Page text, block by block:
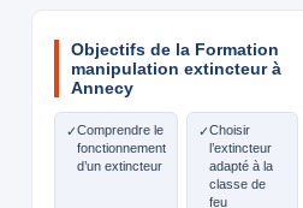
Objectifs de la Formation
manipulation extincteur à
Annecy
✓Comprendre le
fonctionnement
d’un extincteur
✓Choisir
l’extincteur
adapté à la
classe de
feu